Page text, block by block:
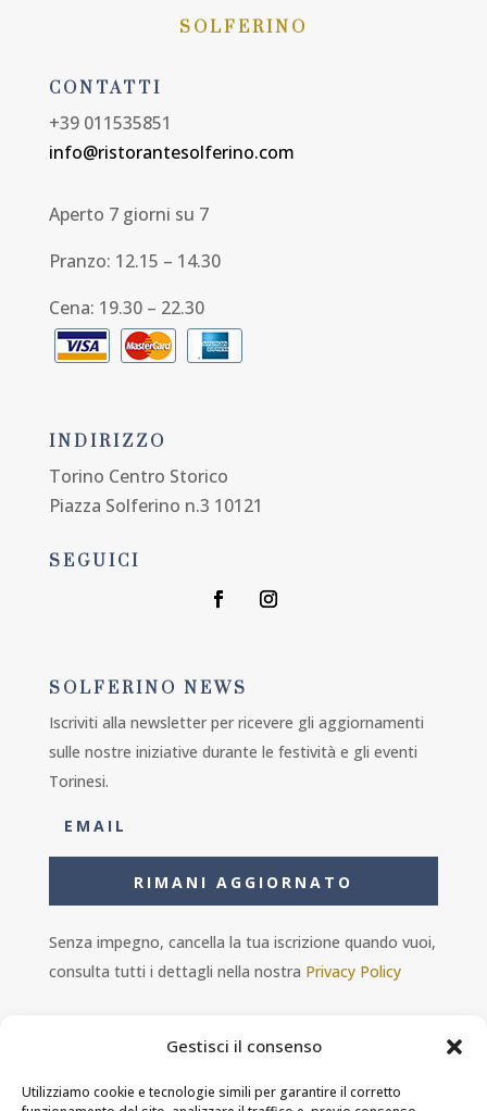
Gestisci il consenso
Utilizziamo cookie e tecnologie simili per garantire il corretto
SOLFERINO
CONTATTI
+39 011535851
info@ristorantesolferino.com
Aperto 7 giorni su 7
Pranzo: 12.15 – 14.30
Cena: 19.30 – 22.30
INDIRIZZO
Torino Centro Storico
Piazza Solferino n.3 10121
SEGUICI
SOLFERINO NEWS
Iscriviti alla newsletter per ricevere gli aggiornamenti
sulle nostre iniziative durante le festività e gli eventi
Torinesi.
RIMANI AGGIORNATO
Senza impegno, cancella la tua iscrizione quando vuoi,
consulta tutti i dettagli nella nostra Privacy Policy